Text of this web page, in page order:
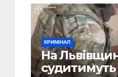
КРИМІНАЛ
На